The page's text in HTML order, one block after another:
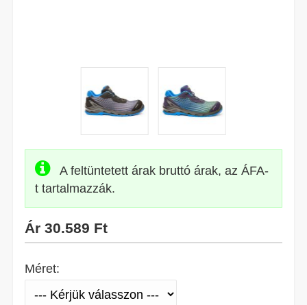
A feltüntetett árak bruttó árak, az ÁFA-
t tartalmazzák.
Ár30.589 Ft
Méret: